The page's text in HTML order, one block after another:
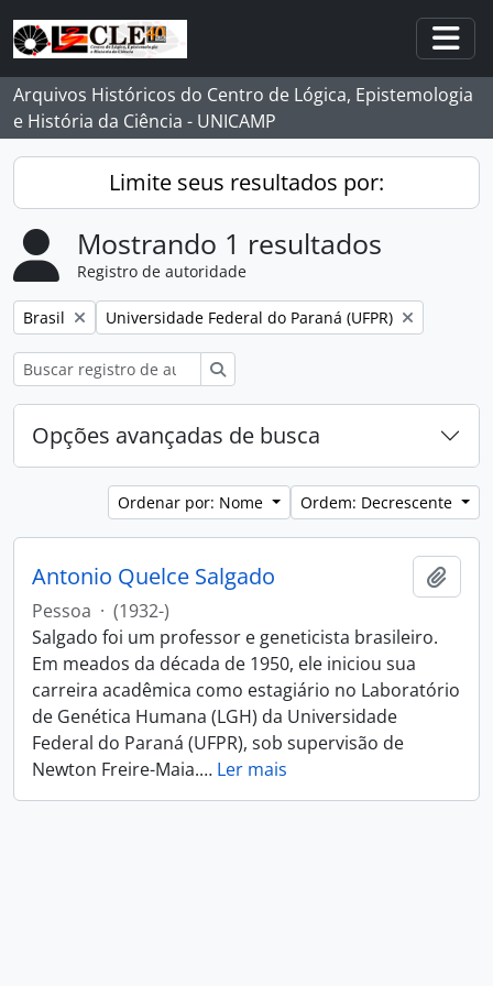
Skip to main content
Arquivos Históricos do Centro de Lógica, Epistemologia
e História da Ciência - UNICAMP
Limite seus resultados por:
Mostrando 1 resultados
Registro de autoridade
Remover filtro:
Brasil Remover filtro:
Universidade Federal do Paraná (UFPR)
Opções avançadas de busca
Ordenar por: Nome Ordem: Decrescente
Antonio Quelce Salgado
Pessoa · (1932-)
Salgado foi um professor e geneticista brasileiro.
Em meados da década de 1950, ele iniciou sua
carreira acadêmica como estagiário no Laboratório
de Genética Humana (LGH) da Universidade
Federal do Paraná (UFPR), sob supervisão de
Newton Freire-Maia.… Ler mais